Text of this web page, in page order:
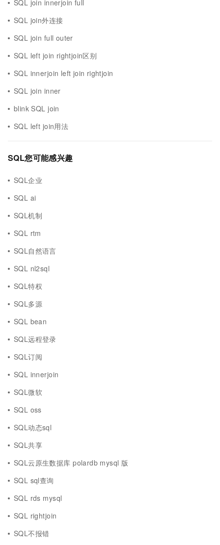
SQL join innerjoin full
SQL join外连接
SQL join full outer
SQL left join rightjoin区别
SQL innerjoin left join rightjoin
SQL join inner
blink SQL join
SQL left join用法
SQL您可能感兴趣
SQL企业
SQL ai
SQL机制
SQL rtm
SQL自然语言
SQL nl2sql
SQL特权
SQL多源
SQL bean
SQL远程登录
SQL订阅
SQL innerjoin
SQL微软
SQL oss
SQL动态sql
SQL共享
SQL云原生数据库 polardb mysql 版
SQL sql查询
SQL rds mysql
SQL rightjoin
SQL不报错